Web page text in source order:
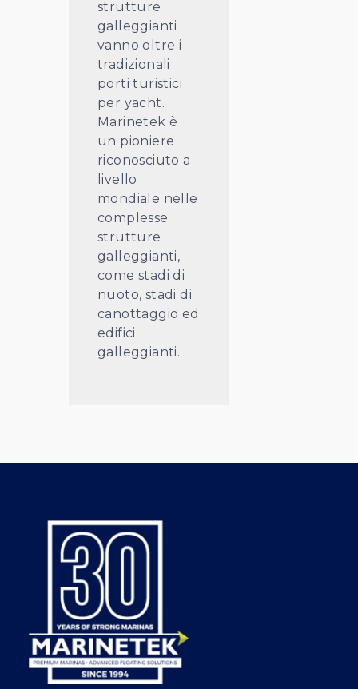
strutture
galleggianti
vanno oltre i
tradizionali
porti turistici
per yacht.
Marinetek è
un pioniere
riconosciuto a
livello
mondiale nelle
complesse
strutture
galleggianti,
come stadi di
nuoto, stadi di
canottaggio ed
edifici
galleggianti.